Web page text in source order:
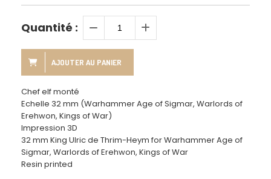
Quantité :
AJOUTER AU PANIER
Chef elf monté
Echelle 32 mm (Warhammer Age of Sigmar, Warlords of
Erehwon, Kings of War)
Impression 3D
32 mm King Ulric de Thrim-Heym for Warhammer Age of
Sigmar, Warlords of Erehwon, Kings of War
Resin printed